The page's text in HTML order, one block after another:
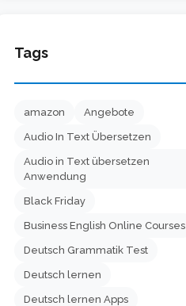
Tags
amazon Angebote
Audio In Text Übersetzen
Audio in Text übersetzen
Anwendung
Black Friday
Business English Online Courses
Deutsch Grammatik Test
Deutsch lernen
Deutsch lernen Apps